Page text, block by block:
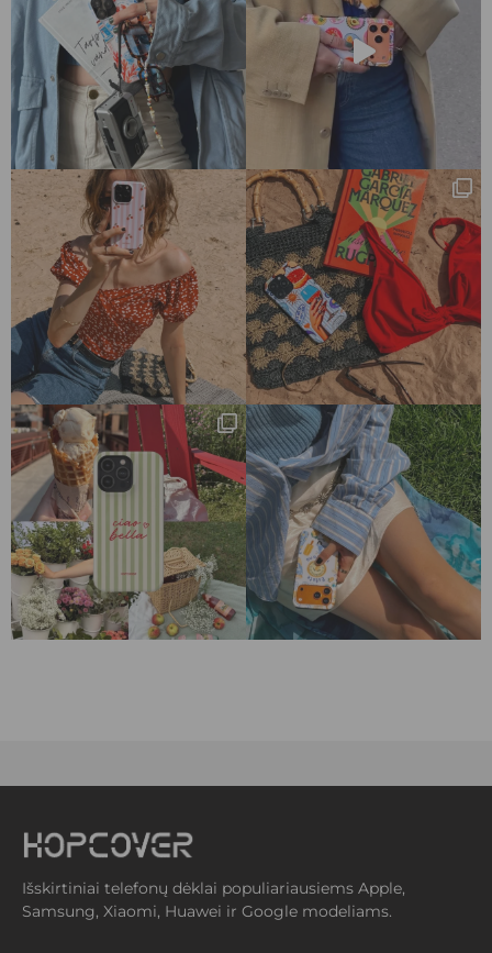
Išskirtiniai telefonų dėklai populiariausiems Apple,
Samsung, Xiaomi, Huawei ir Google modeliams.